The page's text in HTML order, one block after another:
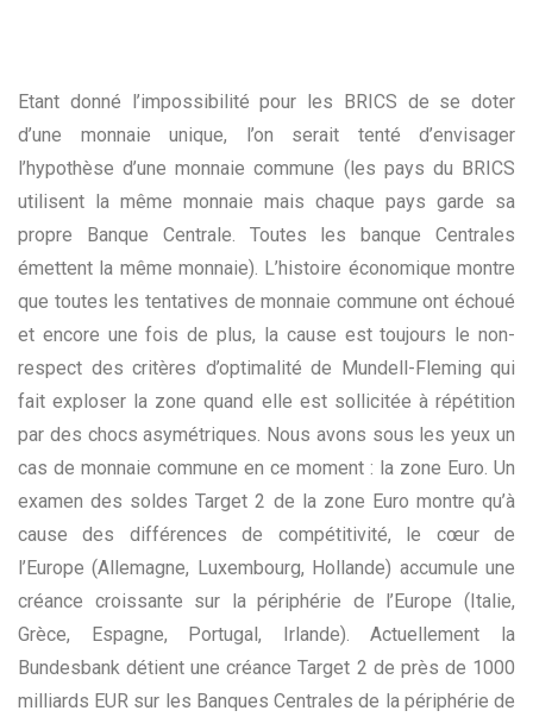
Etant donné l’impossibilité pour les BRICS de se doter
d’une monnaie unique, l’on serait tenté d’envisager
l’hypothèse d’une monnaie commune (les pays du BRICS
utilisent la même monnaie mais chaque pays garde sa
propre Banque Centrale. Toutes les banque Centrales
émettent la même monnaie). L’histoire économique montre
que toutes les tentatives de monnaie commune ont échoué
et encore une fois de plus, la cause est toujours le non-
respect des critères d’optimalité de Mundell-Fleming qui
fait exploser la zone quand elle est sollicitée à répétition
par des chocs asymétriques. Nous avons sous les yeux un
cas de monnaie commune en ce moment : la zone Euro. Un
examen des soldes Target 2 de la zone Euro montre qu’à
cause des différences de compétitivité, le cœur de
l’Europe (Allemagne, Luxembourg, Hollande) accumule une
créance croissante sur la périphérie de l’Europe (Italie,
Grèce, Espagne, Portugal, Irlande). Actuellement la
Bundesbank détient une créance Target 2 de près de 1000
milliards EUR sur les Banques Centrales de la périphérie de